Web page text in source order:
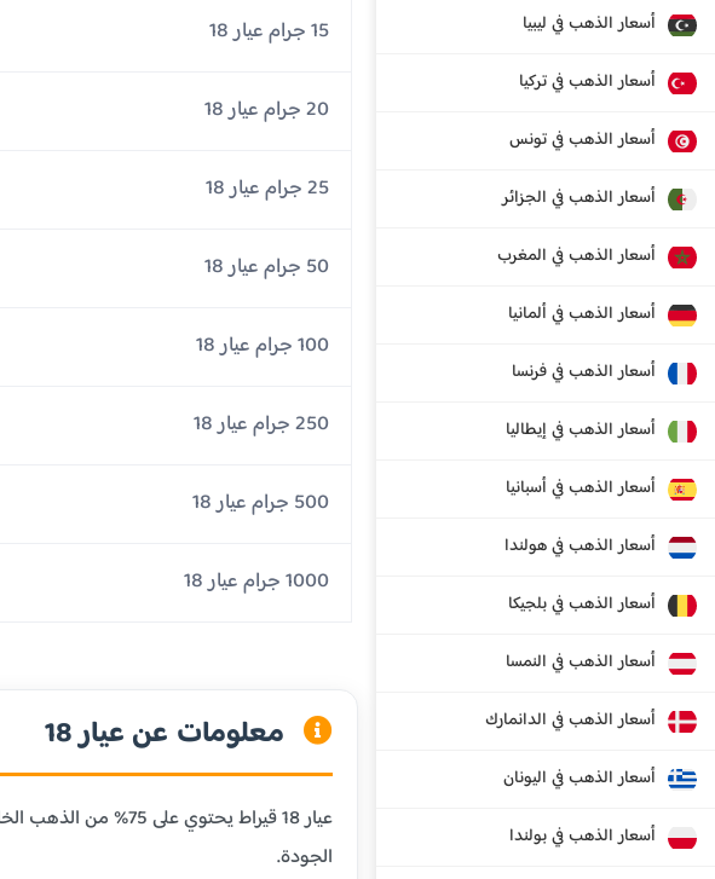
أسعار الذهب في ليبيا
أسعار الذهب في تركيا
أسعار الذهب في تونس
أسعار الذهب في الجزائر
أسعار الذهب في المغرب
أسعار الذهب في ألمانيا
أسعار الذهب في فرنسا
أسعار الذهب في إيطاليا
أسعار الذهب في أسبانيا
أسعار الذهب في هولندا
أسعار الذهب في بلجيكا
أسعار الذهب في النمسا
أسعار الذهب في الدانمارك
أسعار الذهب في اليونان
أسعار الذهب في بولندا
15 جرام عيار 18
20 جرام عيار 18
25 جرام عيار 18
50 جرام عيار 18
100 جرام عيار 18
250 جرام عيار 18
500 جرام عيار 18
1000 جرام عيار 18
معلومات عن عيار 18
الجودة.